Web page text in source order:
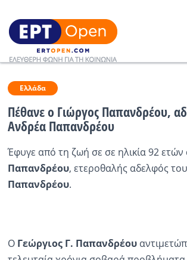
Ειδήσεις
Ελλάδα
Κοινωνία
Πολιτική
Κόσμος
Ελλάδα
Πέθανε ο Γιώργος Παπανδρέου,
Ανδρέα Παπανδρέου
Έφυγε από τη ζωή σε σε ηλικία 92 ετών
Παπανδρέου, ετεροθαλής αδελφός του
Παπανδρέου.
Ο Γεώργιος Γ. Παπανδρέου